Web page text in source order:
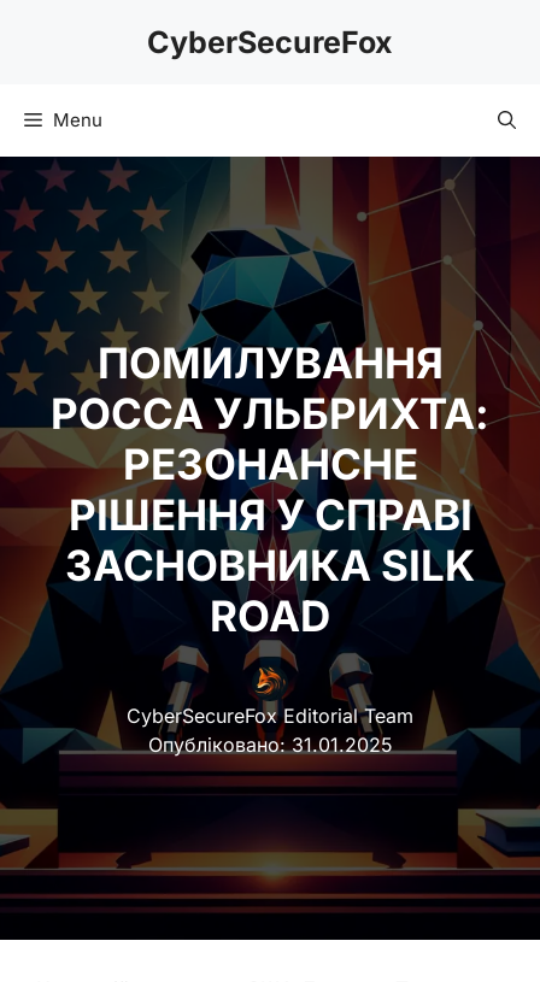
CyberSecureFox
Menu
ПОМИЛУВАННЯ
РОССА УЛЬБРИХТА:
РЕЗОНАНСНЕ
РІШЕННЯ У СПРАВІ
ЗАСНОВНИКА SILK
ROAD
CyberSecureFox Editorial Team
Опубліковано:31.01.2025